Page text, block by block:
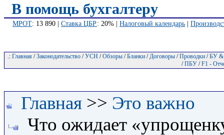
В помощь бухгалтеру
МРОТ: 13 890 | Ставка ЦБР: 20% | Налоговый календарь
.: Главная/Законодательство/УСН/Обзоры/Бланки/Договоры/Проводки/БУ
/ПБУ /F1 -
Главная >> Это важно
Что ожидает